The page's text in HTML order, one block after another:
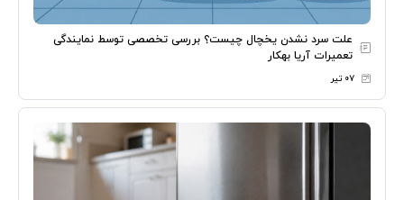
علت سرد نشدن یخچال چیست؟ بررسی تخصصی توسط نمایندگی
تعمیرات آریا بهکار
۰۷ تیر